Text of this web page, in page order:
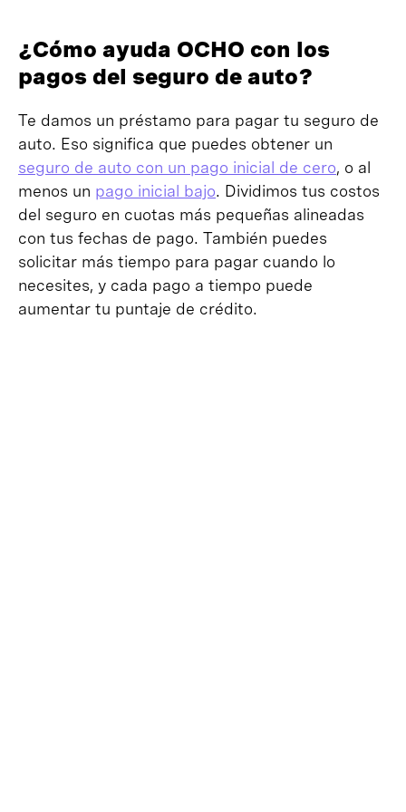
¿Cómo ayuda OCHO con los
pagos del seguro de auto?
Te damos un préstamo para pagar tu seguro de
auto. Eso significa que puedes obtener un
seguro de auto con un pago inicial de cero, o al
menos un pago inicial bajo. Dividimos tus costos
del seguro en cuotas más pequeñas alineadas
con tus fechas de pago. También puedes
solicitar más tiempo para pagar cuando lo
necesites, y cada pago a tiempo puede
aumentar tu puntaje de crédito.